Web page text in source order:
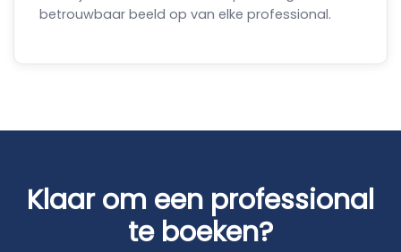
betrouwbaar beeld op van elke professional.
Klaar om een professional
te boeken?